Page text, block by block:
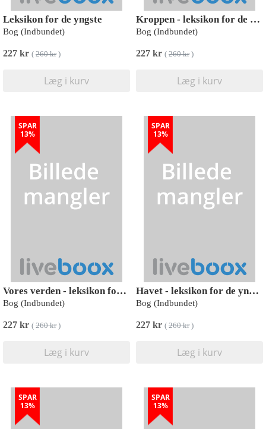
Leksikon for de yngste
Bog (Indbundet)
227 kr ( 260 kr)
Læg i kurv
Kroppen - leksikon for de yngste
Bog (Indbundet)
227 kr ( 260 kr)
Læg i kurv
SPAR
13%
Vores verden - leksikon for de yngste
Bog (Indbundet)
227 kr ( 260 kr)
Læg i kurv
SPAR
13%
Havet - leksikon for de yngste
Bog (Indbundet)
227 kr ( 260 kr)
Læg i kurv
SPAR
13%
SPAR
13%